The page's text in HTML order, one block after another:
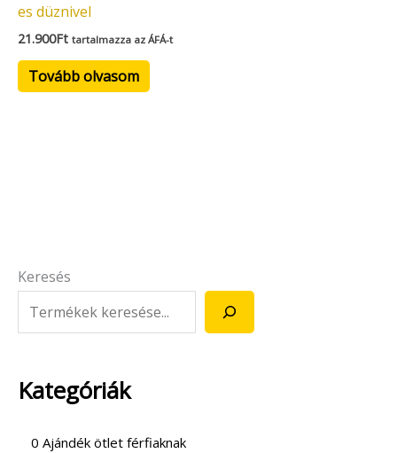
Keresés
Kategóriák
0 Ajándék ötlet férfiaknak
es düznivel
21.900Ft tartalmazza az ÁFÁ-t
Tovább olvasom